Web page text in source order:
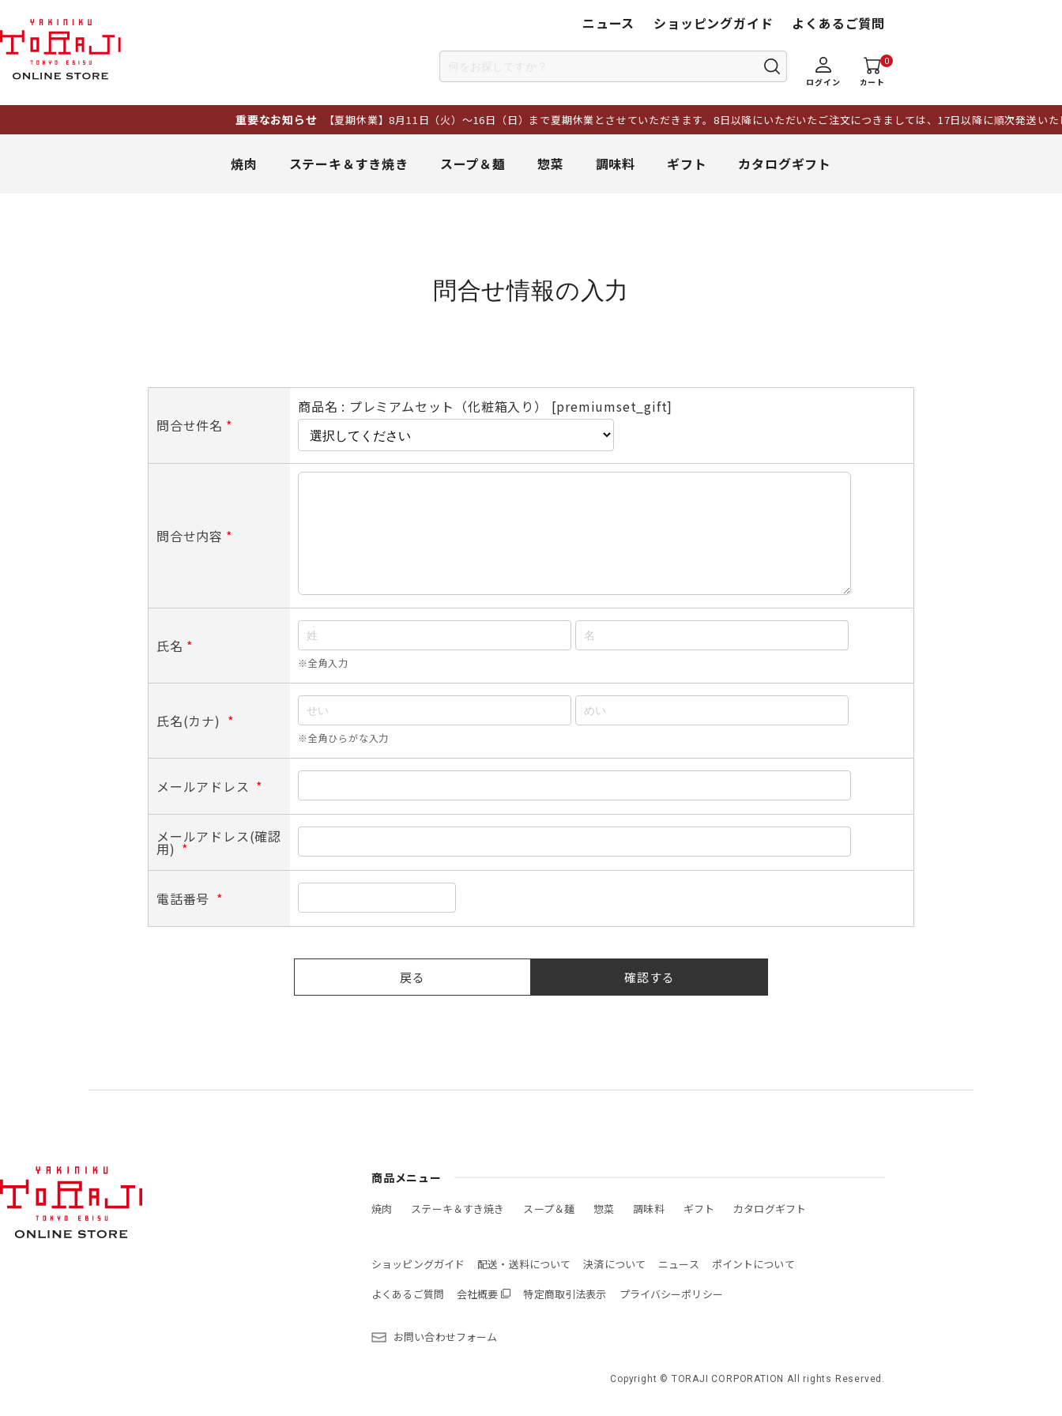
ニュース ショッピングガイド よくあるご質問
ログイン
0
カート
重要なお知らせ 【夏期休業】8月11日（火）～16日（日）まで夏期休業とさせていただきます。8日以降にいただいたご注文につきましては、17日以降に順次発送いた
焼肉 ステーキ＆すき焼き スープ＆麺 惣菜 調味料 ギフト カタログギフト
問合せ情報の入力
問合せ件名 *
商品名 : プレミアムセット（化粧箱入り） [premiumset_gift]
問合せ内容 *
氏名 *
※全角入力
氏名(カナ) *
※全角ひらがな入力
メールアドレス *
メールアドレス(確認
用) *
電話番号 *
確認する
戻る
商品メニュー
焼肉 ステーキ＆すき焼き スープ＆麺 惣菜 調味料 ギフト カタログギフト
ショッピングガイド 配送・送料について 決済について ニュース
ポイントについて
よくあるご質問
会社概要 特定商取引法表示 プライバシーポリシー
お問い合わせフォーム
Copyright © TORAJI CORPORATION All rights Reserved.